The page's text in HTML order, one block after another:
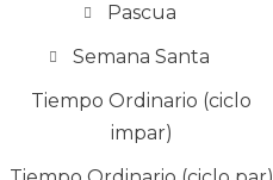
Pascua
Semana Santa
Tiempo Ordinario (ciclo
impar)